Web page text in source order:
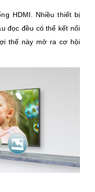
HDMI. Nhiều thiết bị
đọc đều có thể kết nối
thế này mở ra cơ hội